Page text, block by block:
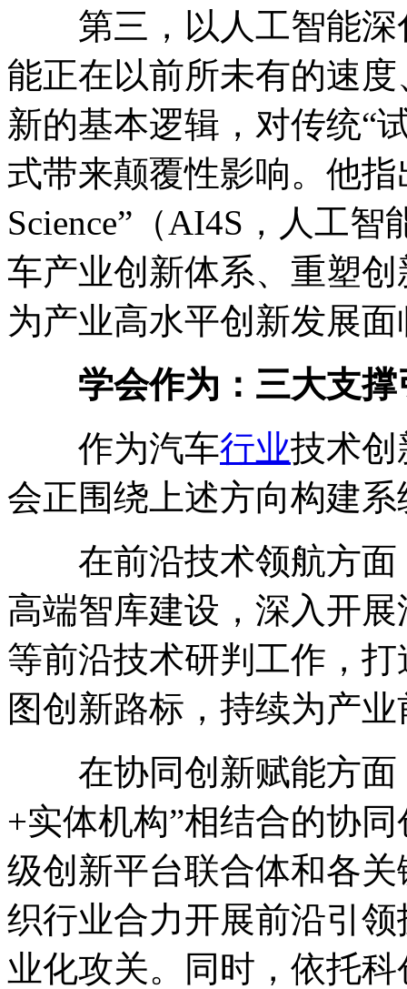
第三，以人工智能深
能正在以前所未有的速
新的基本逻辑，对传统“
式带来颠覆性影响。他
Science”（AI4S，人工
车产业创新体系、重塑
为产业高水平创新发展
学会作为：三大支撑
作为汽车行业技术创
会正围绕上述方向构建
在前沿技术领航方面
高端智库建设，深入开
等前沿技术研判工作，
图创新路标，持续为产
在协同创新赋能方面
+实体机构”相结合的协
级创新平台联合体和各
织行业合力开展前沿引
业化攻关。同时，依托